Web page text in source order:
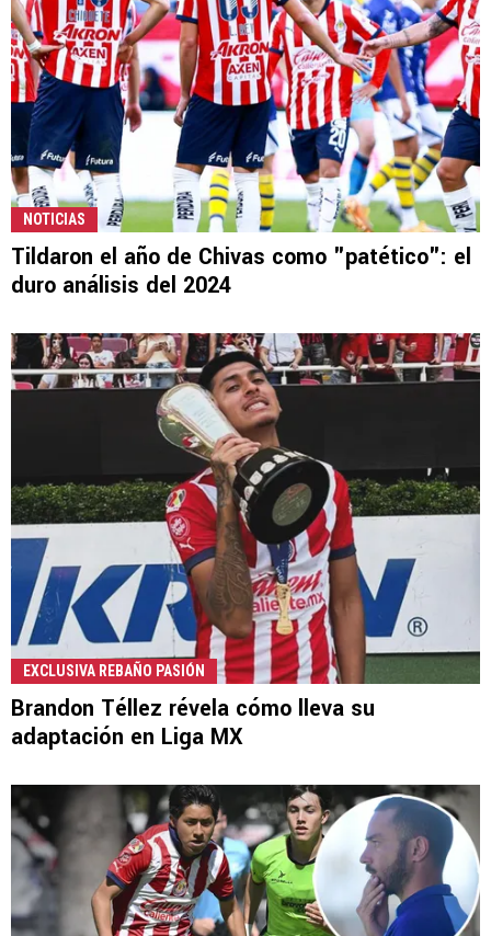
NOTICIAS
Tildaron el año de Chivas como "patético": el
duro análisis del 2024
EXCLUSIVA REBAÑO PASIÓN
Brandon Téllez révela cómo lleva su
adaptación en Liga MX